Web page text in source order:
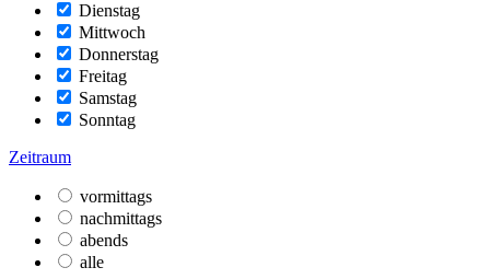
Dienstag
Mittwoch
Donnerstag
Freitag
Samstag
Sonntag
Zeitraum
vormittags
nachmittags
abends
alle